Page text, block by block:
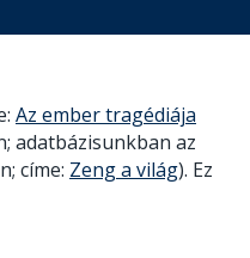
Az ember tragédiája
adatbázisunkban az
címe: Zeng a világ). Ez